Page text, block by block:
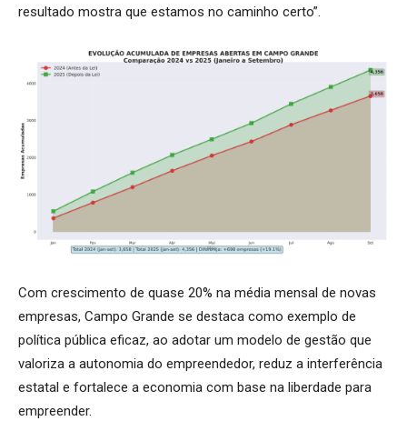
resultado mostra que estamos no caminho certo”.
Com crescimento de quase 20% na média mensal de novas
empresas, Campo Grande se destaca como exemplo de
política pública eficaz, ao adotar um modelo de gestão que
valoriza a autonomia do empreendedor, reduz a interferência
estatal e fortalece a economia com base na liberdade para
empreender.